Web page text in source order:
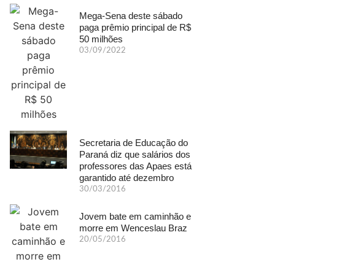
Mega-Sena deste sábado
paga prêmio principal de R$
50 milhões
03/09/2022
Secretaria de Educação do
Paraná diz que salários dos
professores das Apaes está
garantido até dezembro
30/03/2016
Jovem bate em caminhão e
morre em Wenceslau Braz
20/05/2016